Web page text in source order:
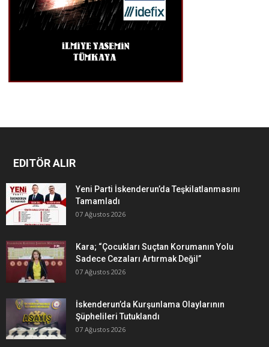
EDITÖR ALIR
Yeni Parti İskenderun’da Teşkilatlanmasını
Tamamladı
07 Ağustos 2026
Kara; “Çocukları Suçtan Korumanın Yolu
Sadece Cezaları Artırmak Değil”
07 Ağustos 2026
İskenderun’da Kurşunlama Olaylarının
Şüphelileri Tutuklandı
07 Ağustos 2026